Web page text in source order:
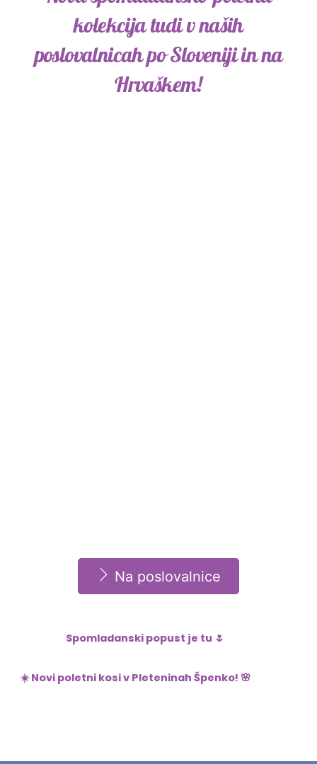
kolekcija tudi v naših
poslovalnicah po Sloveniji in na
Hrvaškem!
Na poslovalnice
Spomladanski popust je tu 🌷
☀️ Novi poletni kosi v Pleteninah Špenko! 🌸